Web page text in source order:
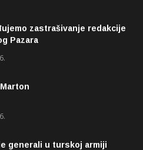
zastrašivanje redakcije
Pazara
generali u turskoj armiji